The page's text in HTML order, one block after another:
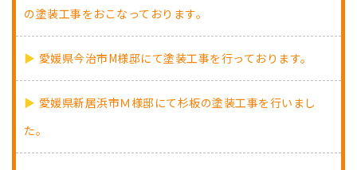
の塗装工事をおこなっております。
愛媛県今治市M様邸にて塗装工事を行っております。
愛媛県新居浜市Ｍ様邸にて杉板の塗装工事を行いまし
た。